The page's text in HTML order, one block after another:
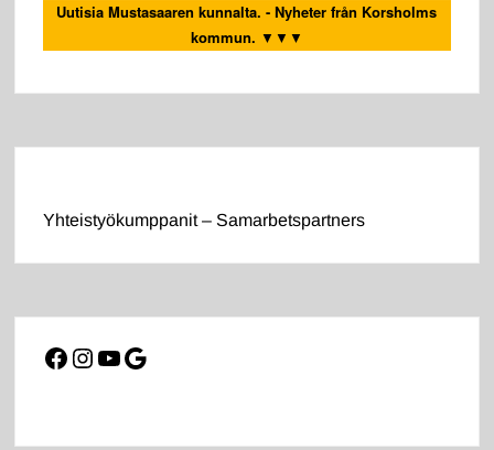
Uutisia Mustasaaren kunnalta. - Nyheter från Korsholms
kommun. ▼▼▼
Yhteistyökumppanit – Samarbetspartners
Facebook
Instagram
YouTube
Google